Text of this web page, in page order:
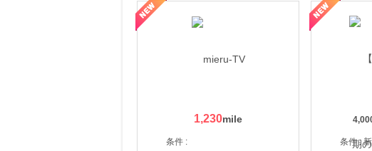
1,230
条件 :
条件 :
【LOJEL公式サイト】スーツケース・バッグ
【ロデオドライブ】創業70年の信頼と